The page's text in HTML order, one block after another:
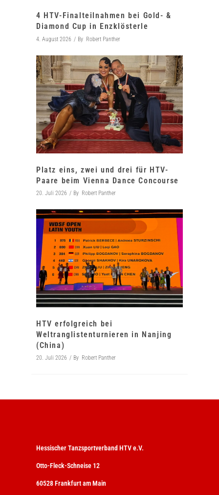
4 HTV-Finalteilnahmen bei Gold- &
Diamond Cup in Enzklösterle
4. August 2026 By Robert Panther
Platz eins, zwei und drei für HTV-
Paare beim Vienna Dance Concourse
20. Juli 2026 By Robert Panther
HTV erfolgreich bei
Weltranglistenturnieren in Nanjing
(China)
20. Juli 2026 By Robert Panther
Hessischer Tanzsportverband HTV e.V.
Otto-Fleck-Schneise 12
60528 Frankfurt am Main